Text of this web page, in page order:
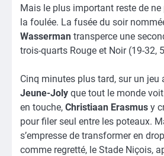
Mais le plus important reste de
la foulée. La fusée du soir
Wasserman transperce une
trois-quarts Rouge et Noir (19-32,
Cinq minutes plus tard, sur un jeu
Jeune-Joly que tout le monde
en touche, Christiaan Erasmus y
pour filer seul entre les poteaux.
s’empresse de transformer en
comme regretté, le Stade Niçois,